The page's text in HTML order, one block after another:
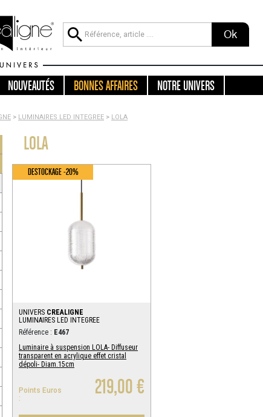
Ok
NOUVEAUTÉS BONNES AFFAIRES NOTRE UNIVERS
> LUMINAIRES LED INTEGREE > LOLA
LOLA
DESTOCKAGE -20%
UNIVERS CREALIGNE
LUMINAIRES LED INTEGREE
Référence : E467
Luminaire à suspension LOLA- Diffuseur
transparent en acrylique effet cristal
dépoli- Diam.15cm
Points Euros
:
219,00 €